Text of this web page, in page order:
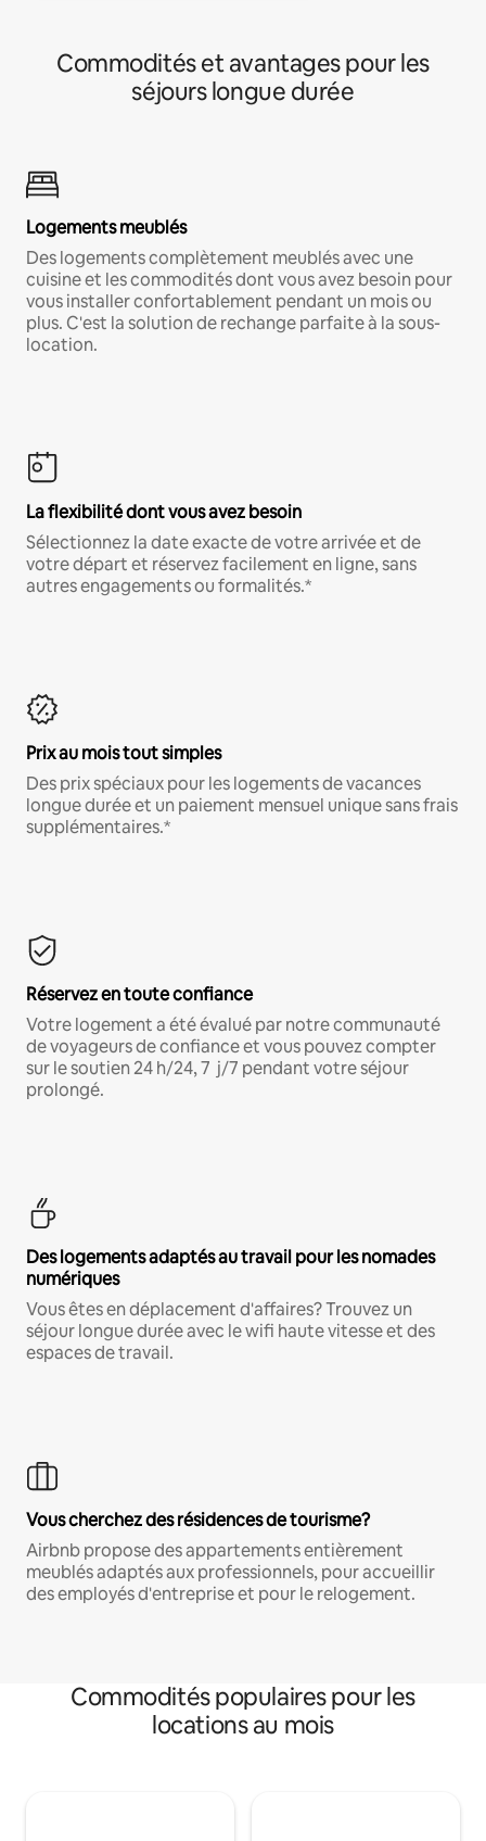
Commodités et avantages pour les
séjours longue durée
Logements meublés
Des logements complètement meublés avec une
cuisine et les commodités dont vous avez besoin pour
vous installer confortablement pendant un mois ou
plus. C'est la solution de rechange parfaite à la sous-
location.
La flexibilité dont vous avez besoin
Sélectionnez la date exacte de votre arrivée et de
votre départ et réservez facilement en ligne, sans
autres engagements ou formalités.*
Prix au mois tout simples
Des prix spéciaux pour les logements de vacances
longue durée et un paiement mensuel unique sans frais
supplémentaires.*
Réservez en toute confiance
Votre logement a été évalué par notre communauté
de voyageurs de confiance et vous pouvez compter
sur le soutien 24 h/24, 7 j/7 pendant votre séjour
prolongé.
Des logements adaptés au travail pour les nomades
numériques
Vous êtes en déplacement d'affaires? Trouvez un
séjour longue durée avec le wifi haute vitesse et des
espaces de travail.
Vous cherchez des résidences de tourisme?
Airbnb propose des appartements entièrement
meublés adaptés aux professionnels, pour accueillir
des employés d'entreprise et pour le relogement.
Commodités populaires pour les
locations au mois